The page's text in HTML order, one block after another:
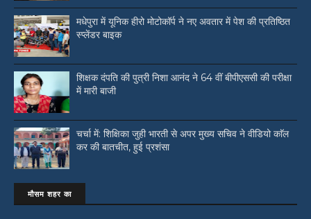
मधेपुरा में यूनिक हीरो मोटोकॉर्प ने नए अवतार में पेश की प्रतिष्ठित
स्प्लेंडर बाइक
शिक्षक दंपति की पुत्री निशा आनंद ने 64 वीं बीपीएससी की परीक्षा
में मारी बाजी
चर्चा में: शिक्षिका जुही भारती से अपर मुख्य सचिव ने वीडियो काॅल
कर की बातचीत, हुई प्रशंसा
मौसम शहर का